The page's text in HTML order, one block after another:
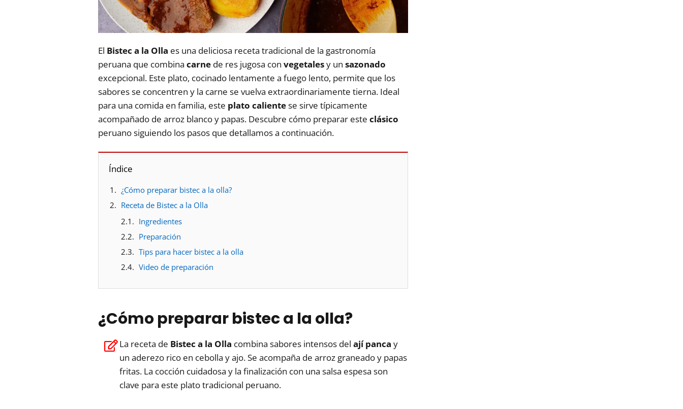
El Bistec a la Olla es una deliciosa receta tradicional de la gastronomía
peruana que combina carne de res jugosa con vegetalesy un sazonado
excepcional. Este plato, cocinado lentamente a fuego lento, permite que los
sabores se concentren y la carne se vuelva extraordinariamente tierna. Ideal
para una comida en familia, este plato calientese sirve típicamente
acompañado de arroz blanco y papas. Descubre cómo preparar este clásico
peruano siguiendo los pasos que detallamos a continuación.
Índice
¿Cómo preparar bistec a la olla?
Receta de Bistec a la Olla
Ingredientes
Preparación
Tips para hacer bistec a la olla
Video de preparación
¿Cómo preparar bistec a la olla?
La receta de Bistec a la Olla combina sabores intensos del ají panca y
un aderezo rico en cebolla y ajo. Se acompaña de arroz graneado y papas
fritas. La cocción cuidadosa y la finalización con una salsa espesa son
clave para este plato tradicional peruano.